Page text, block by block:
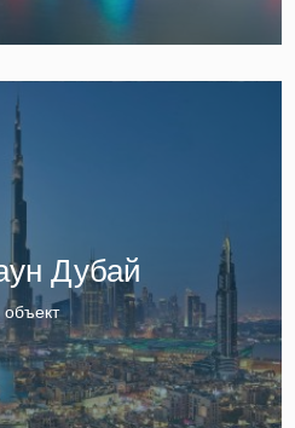
Дубай
объект